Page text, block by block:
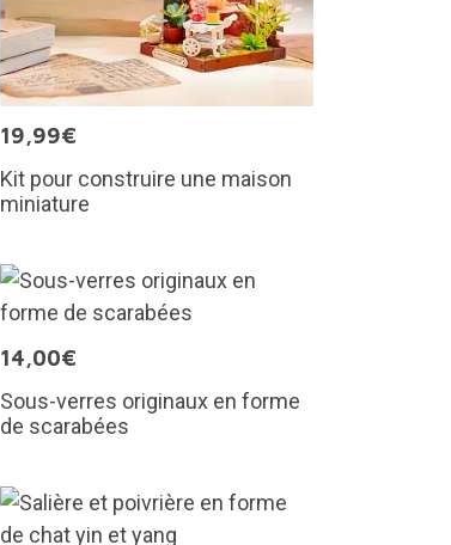
19,99€
Kit pour construire une maison
miniature
14,00€
Sous-verres originaux en forme
de scarabées